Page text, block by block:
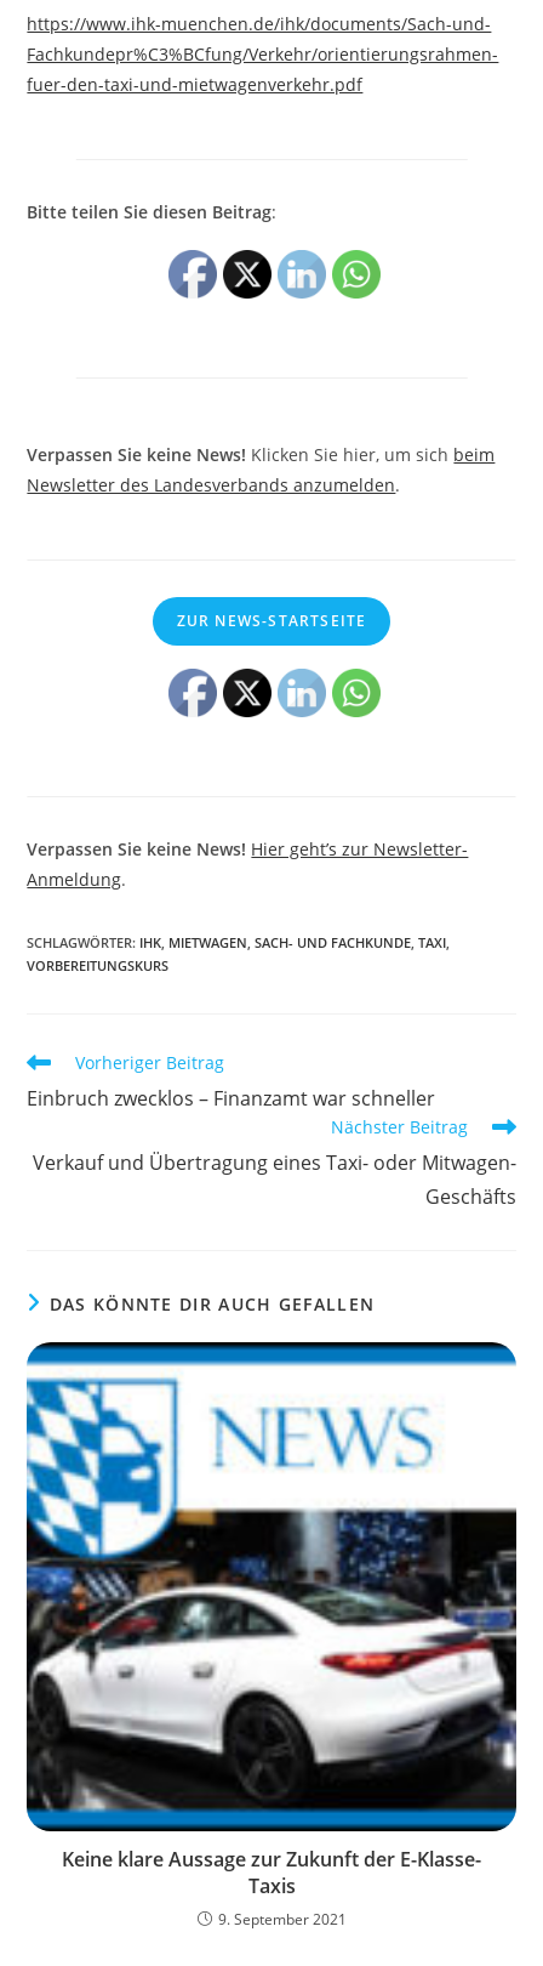
https://www.ihk-muenchen.de/ihk/documents/Sach-und-
Fachkundepr%C3%BCfung/Verkehr/orientierungsrahmen-
fuer-den-taxi-und-mietwagenverkehr.pdf
Bitte teilen Sie diesen Beitrag:
Verpassen Sie keine News! Klicken Sie hier, um sich beim
Newsletter des Landesverbands anzumelden.
ZUR NEWS-STARTSEITE
Verpassen Sie keine News! Hier geht’s zur Newsletter-
Anmeldung.
SCHLAGWÖRTER: IHK MIETWAGEN SACH- UND FACHKUNDE TAXI
VORBEREITUNGSKURS
Weitere
ansehen
Vorheriger Beitrag
Einbruch zwecklos – Finanzamt war schneller
Nächster Beitrag
Verkauf und Übertragung eines Taxi- oder Mitwagen-
Geschäfts
DAS KÖNNTE DIR AUCH GEFALLEN
Keine klare Aussage zur Zukunft der E-Klasse-
Taxis
9. September 2021